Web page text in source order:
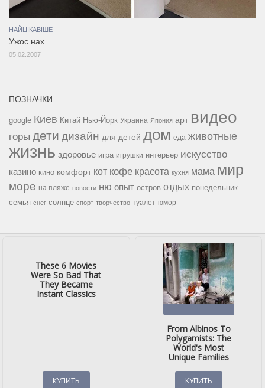
НАЙЦІКАВІШЕ
Ужос нах
05.02.2007
ПОЗНАЧКИ
google Киев Китай Нью-Йорк Украина Япония арт видео
горы дети дизайн для детей дом еда животные
жизнь здоровье игра игрушки интерьер искусство
казино кино комфорт кот кофе красота кухня мама мир
море на пляже новости ню опыт остров отдых понедельник
семья снег солнце спорт творчество туалет юмор